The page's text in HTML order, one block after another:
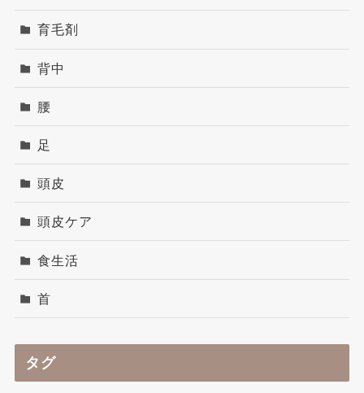
育毛剤
背中
腰
足
頭皮
頭皮ケア
食生活
首
タグ